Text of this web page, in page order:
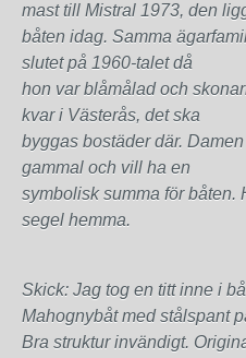
mast till Mistral 1973, den
båten idag. Samma
slutet på 1960-talet då
hon var blåmålad och
kvar i Västerås, det ska
byggas bostäder där.
gammal och vill ha en
symbolisk summa för båten.
segel hemma.
Skick: Jag tog en titt inne i
Mahognybåt med stålspant
Bra struktur invändigt.